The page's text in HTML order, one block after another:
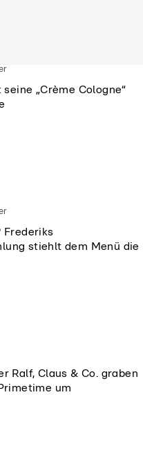
„Crème Cologne“
Frederiks
stiehlt dem Menü die
Ralf, Claus & Co. graben
um